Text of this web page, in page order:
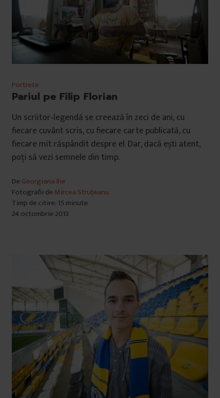
Portrete
Pariul pe Filip Florian
Un scriitor‑legendă se creează în zeci de ani, cu
fiecare cuvânt scris, cu fiecare carte publicată, cu
fiecare mit răspândit despre el. Dar, dacă ești atent,
poți să vezi semnele din timp.
De Georgiana Ilie
Fotografii de Mircea Struțeanu
Timp de citire: 15 minute
24 octombrie 2013